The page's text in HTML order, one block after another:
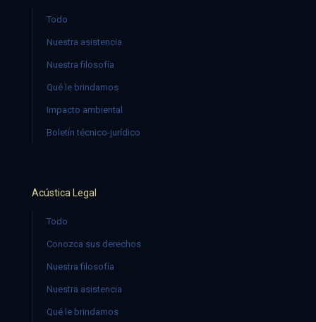
Todo
Nuestra asistencia
Nuestra filosofía
Qué le brindamos
Impacto ambiental
Boletín técnico-jurídico
Acústica Legal
Todo
Conozca sus derechos
Nuestra filosofía
Nuestra asistencia
Qué le brindamos